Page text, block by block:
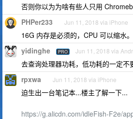
否则你以为为啥有些人只用
PHPer233 Jun 11, 2018 via iPhone
16G 内存是必须的，CPU 可以缩水。
yidinghe PRO Jun 11, 2018 via
去查询处理器功耗，低功耗的一定不
rpxwa Jun 11, 2018 via iPhone
迫生出一台笔记本...楼主了解一下...
https://g.alicdn.com/idleFish-F2e/